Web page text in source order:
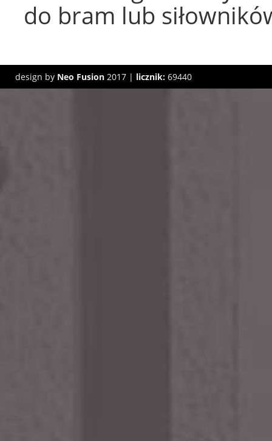
do bram lub
design by Neo Fusion 2017 | licznik: 69440